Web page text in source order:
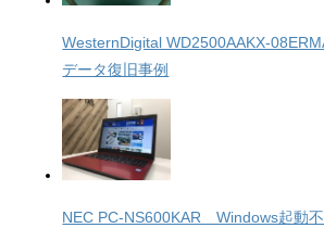
WesternDigital WD2500AAKX-
データ復旧事例
NEC PC-NS600KAR Windows起動